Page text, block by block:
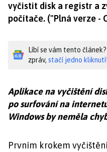
vyčistit disk a registr a
počítače. ("Plná verze -
Líbí se vám tento
zpráv, stačí jedno kliknutí!
Aplikace na vyčištění
po surfování na
Windows by neměla
Prvním krokem